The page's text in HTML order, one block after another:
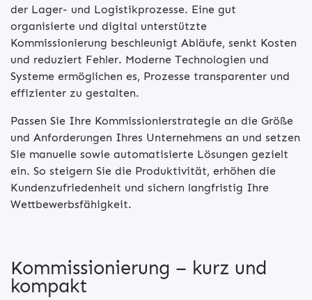
der Lager- und Logistikprozesse. Eine gut
organisierte und digital unterstützte
Kommissionierung beschleunigt Abläufe, senkt Kosten
und reduziert Fehler. Moderne Technologien und
Systeme ermöglichen es, Prozesse transparenter und
effizienter zu gestalten.
Passen Sie Ihre Kommissionierstrategie an die Größe
und Anforderungen Ihres Unternehmens an und setzen
Sie manuelle sowie automatisierte Lösungen gezielt
ein. So steigern Sie die Produktivität, erhöhen die
Kundenzufriedenheit und sichern langfristig Ihre
Wettbewerbsfähigkeit.
Kommissionierung – kurz und
kompakt